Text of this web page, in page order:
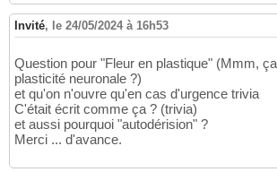
Invité, le 24/05/2024 à 16h53
Question pour "Fleur en plastique" (Mmm,
plasticité neuronale ?)
et qu'on n'ouvre qu'en cas d'urgence trivia
C'était écrit comme ça ? (trivia)
et aussi pourquoi "autodérision" ?
Merci ... d'avance.